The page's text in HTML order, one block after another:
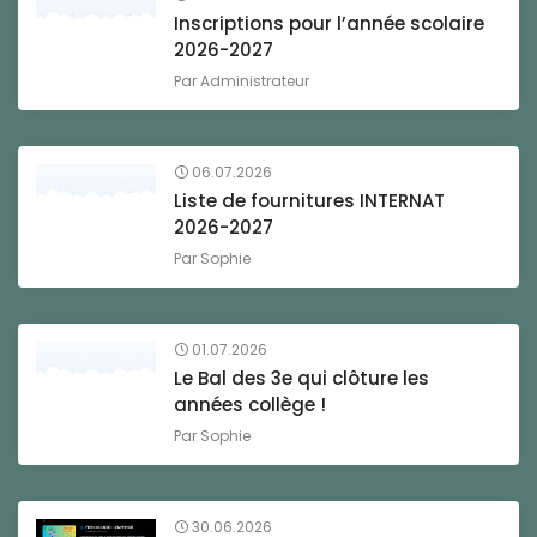
Inscriptions pour l’année scolaire
2026-2027
ParAdministrateur
06.07.2026
Liste de fournitures INTERNAT
2026-2027
Par Sophie
01.07.2026
Le Bal des 3e qui clôture les
années collège !
Par Sophie
30.06.2026